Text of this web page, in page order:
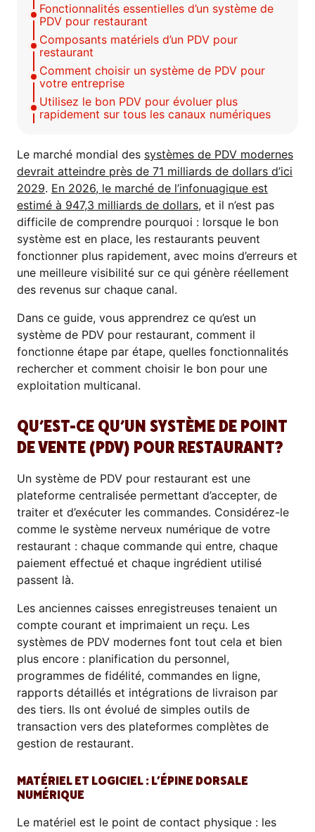
Fonctionnalités essentielles d’un système de
PDV pour restaurant
Composants matériels d’un PDV pour
restaurant
Comment choisir un système de PDV pour
votre entreprise
Utilisez le bon PDV pour évoluer plus
rapidement sur tous les canaux numériques
Le marché mondial des systèmes de PDV modernes
devrait atteindre près de 71 milliards de dollars d’ici
2029. En 2026, le marché de l’infonuagique est
estimé à 947,3 milliards de dollars, et il n’est pas
difficile de comprendre pourquoi : lorsque le bon
système est en place, les restaurants peuvent
fonctionner plus rapidement, avec moins d’erreurs et
une meilleure visibilité sur ce qui génère réellement
des revenus sur chaque canal.
Dans ce guide, vous apprendrez ce qu’est un
système de PDV pour restaurant, comment il
fonctionne étape par étape, quelles fonctionnalités
rechercher et comment choisir le bon pour une
exploitation multicanal.
QU’EST-CE QU’UN SYSTÈME DE POINT
DE VENTE (PDV) POUR RESTAURANT?
Un système de PDV pour restaurant est une
plateforme centralisée permettant d’accepter, de
traiter et d’exécuter les commandes. Considérez-le
comme le système nerveux numérique de votre
restaurant : chaque commande qui entre, chaque
paiement effectué et chaque ingrédient utilisé
passent là.
Les anciennes caisses enregistreuses tenaient un
compte courant et imprimaient un reçu. Les
systèmes de PDV modernes font tout cela et bien
plus encore : planification du personnel,
programmes de fidélité, commandes en ligne,
rapports détaillés et intégrations de livraison par
des tiers. Ils ont évolué de simples outils de
transaction vers des plateformes complètes de
gestion de restaurant.
MATÉRIEL ET LOGICIEL : L’ÉPINE DORSALE
NUMÉRIQUE
Le matériel est le point de contact physique : les